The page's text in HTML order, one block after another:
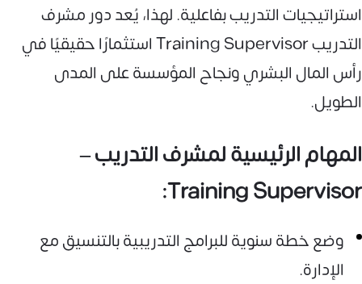
استراتيجيات التدريب بفاعلية. لهذا، يُعد دور مشرف
التدريب Training Supervisor استثمارًا حقيقيًا في
رأس المال البشري ونجاح المؤسسة على المدى
الطويل.
المهام الرئيسية لمشرف التدريب –
Training Supervisor:
وضع خطة سنوية للبرامج التدريبية بالتنسيق مع
الإدارة.